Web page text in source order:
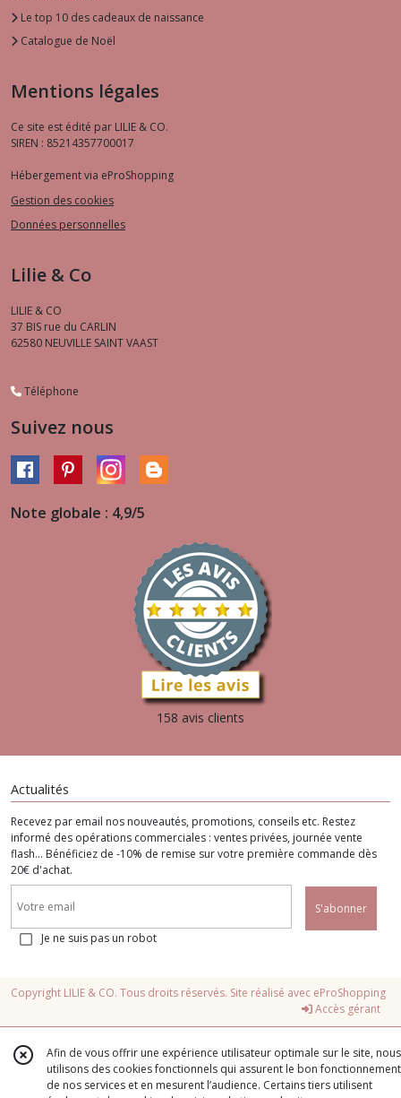
Le top 10 des cadeaux de naissance
Catalogue de Noël
Mentions légales
Ce site est édité par LILIE & CO.
SIREN : 85214357700017
Hébergement via eProShopping
Gestion des cookies
Données personnelles
Lilie & Co
LILIE & CO
37 BIS rue du CARLIN
62580 NEUVILLE SAINT VAAST
Téléphone
Suivez nous
Note globale : 4,9/5
158 avis clients
Actualités
Recevez par email nos nouveautés, promotions, conseils etc. Restez
informé des opérations commerciales : ventes privées, journée vente
flash... Bénéficiez de -10% de remise sur votre première commande dès
20€ d'achat.
S'abonner
Je ne suis pas un robot
Copyright LILIE & CO. Tous droits réservés. Site réalisé avec eProShopping
Accès gérant
Afin de vous offrir une expérience utilisateur optimale sur le site, nous
utilisons des cookies fonctionnels qui assurent le bon fonctionnement
de nos services et en mesurent l’audience. Certains tiers utilisent